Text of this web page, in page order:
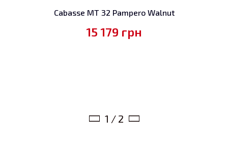
Cabasse MT 32 Pampero Walnut
15 179 грн
1 / 2